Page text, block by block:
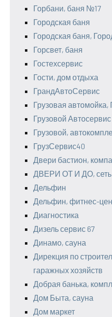
Горбани, баня №17
Городская баня
Городская баня,
Горсвет, баня
Гостехсервис
Гости, дом отдыха
ГрандАвтоСервис
Грузовая автомойка,
Грузовой Автосервис
Грузовой,
ГрузСервис40
Двери бастион,
ДВЕРИ ОТ И ДО, сеть
Дельфин
Дельфин, фитнес-
Диагностика
Дизель сервис 67
Динамо, сауна
Дирекция по
гаражных хозяйств
Добрая банька,
Дом Быта, сауна
Дом маркет